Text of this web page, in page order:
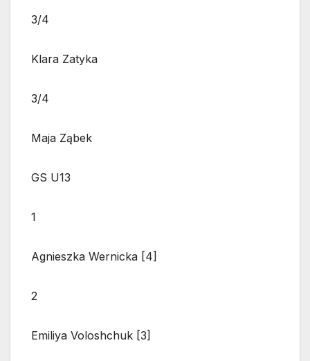
3/4
Klara Zatyka
3/4
Maja Ząbek
GS U13
1
Agnieszka Wernicka [4]
2
Emiliya Voloshchuk [3]